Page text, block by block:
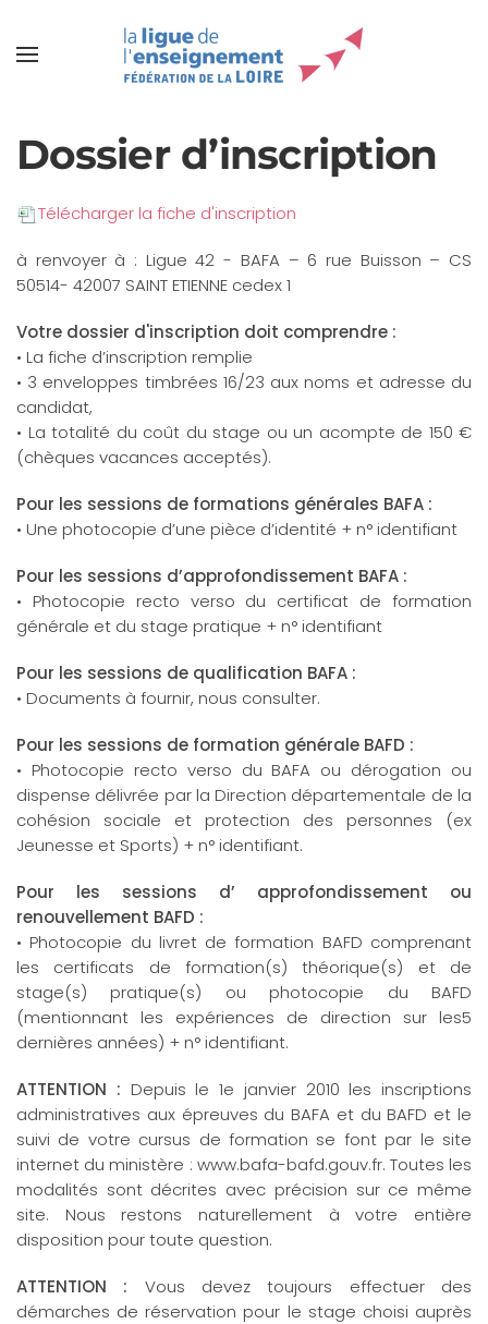
Dossier d’inscription
Télécharger la fiche d'inscription
à renvoyer à : Ligue 42 - BAFA – 6 rue Buisson – CS
50514- 42007 SAINT ETIENNE cedex 1
Votre dossier d'inscription doit comprendre :
• La fiche d’inscription remplie
• 3 enveloppes timbrées 16/23 aux noms et adresse du
candidat,
• La totalité du coût du stage ou un acompte de 150 €
(chèques vacances acceptés).
Pour les sessions de formations générales BAFA :
• Une photocopie d’une pièce d’identité + n° identifiant
Pour les sessions d’approfondissement BAFA :
• Photocopie recto verso du certificat de formation
générale et du stage pratique + n° identifiant
Pour les sessions de qualification BAFA :
• Documents à fournir, nous consulter.
Pour les sessions de formation générale BAFD :
• Photocopie recto verso du BAFA ou dérogation ou
dispense délivrée par la Direction départementale de la
cohésion sociale et protection des personnes (ex
Jeunesse et Sports) + n° identifiant.
Pour les sessions d’ approfondissement ou
renouvellement BAFD :
• Photocopie du livret de formation BAFD comprenant
les certificats de formation(s) théorique(s) et de
stage(s) pratique(s) ou photocopie du BAFD
(mentionnant les expériences de direction sur les5
dernières années) + n° identifiant.
ATTENTION : Depuis le 1e janvier 2010 les inscriptions
administratives aux épreuves du BAFA et du BAFD et le
suivi de votre cursus de formation se font par le site
internet du ministère : www.bafa-bafd.gouv.fr. Toutes les
modalités sont décrites avec précision sur ce même
site. Nous restons naturellement à votre entière
disposition pour toute question.
ATTENTION : Vous devez toujours effectuer des
démarches de réservation pour le stage choisi auprès